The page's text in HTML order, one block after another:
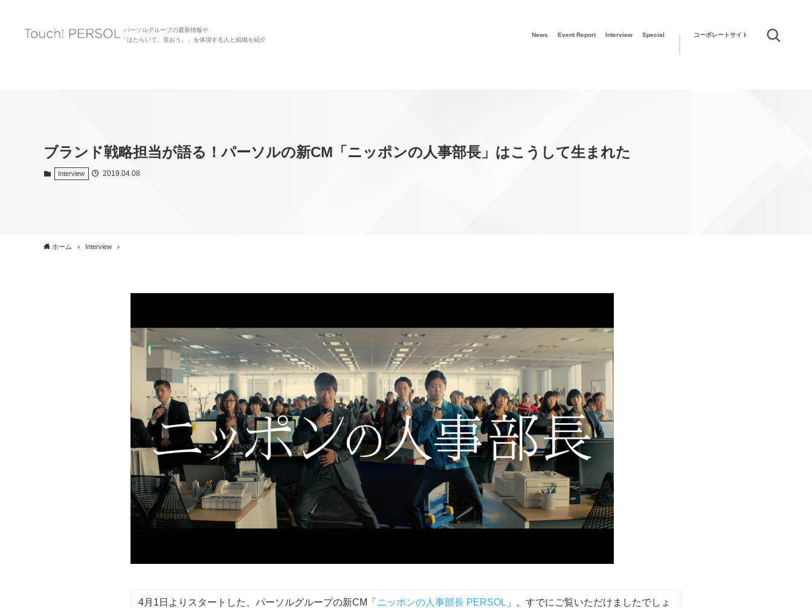
パーソルグループの最新情報や
「はたらいて、笑おう。」を体現する人と組織を紹介
News Event Report Interview Special コーポレートサイト
ブランド戦略担当が語る！パーソルの新CM「ニッポンの人事部長」はこうして生まれた
Interview 2019.04.08
ホーム Interview
4月1日よりスタートした、パーソルグループの新CM「 ニッポンの人事部長 PERSOL 」。すでにご覧いただけましたでしょ